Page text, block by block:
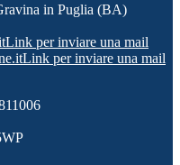
in Puglia (BA)
Link per inviare una mail
Link per inviare una mail